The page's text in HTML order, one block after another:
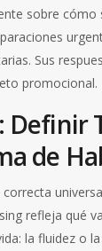
sobre cómo
Sus
promocional.
Definir
de
refleja qué
la fluidez o